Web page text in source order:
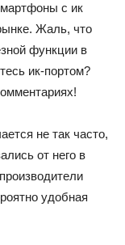
с ик
Жаль, что
функции в
ик-портом?
не так часто,
от него в
удобная